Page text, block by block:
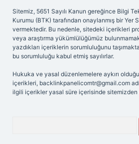
Sitemiz, 5651 Sayılı Kanun gereğince Bilgi
Kurumu (BTK) tarafından onaylanmış bir Yer
vermektedir. Bu nedenle, sitedeki içerikleri
veya araştırma yükümlülüğümüz
yazdıkları içeriklerin sorumluluğunu
bu sorumluluğu kabul etmiş sayılırlar.
Hukuka ve yasal düzenlemelere aykırı
içerikleri, backlinkpanelicomtr@gmail.com
ilgili içerikler yasal süre içerisinde sitemizden